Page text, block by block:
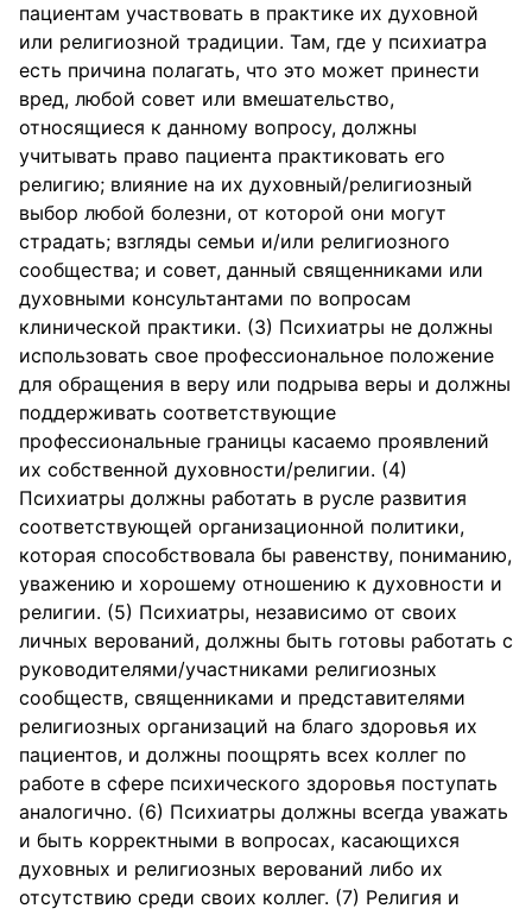
пациентам участвовать в практике их духовной
или религиозной традиции. Там, где у психиатра
есть причина полагать, что это может принести
вред, любой совет или вмешательство,
относящиеся к данному вопросу, должны
учитывать право пациента практиковать его
религию; влияние на их духовный/религиозный
выбор любой болезни, от которой они могут
страдать; взгляды семьи и/или религиозного
сообщества; и совет, данный священниками или
духовными консультантами по вопросам
клинической практики. (3) Психиатры не должны
использовать свое профессиональное положение
для обращения в веру или подрыва веры и должны
поддерживать соответствующие
профессиональные границы касаемо проявлений
их собственной духовности/религии. (4)
Психиатры должны работать в русле развития
соответствующей организационной политики,
которая способствовала бы равенству, пониманию,
уважению и хорошему отношению к духовности и
религии. (5) Психиатры, независимо от своих
личных верований, должны быть готовы работать с
руководителями/участниками религиозных
сообществ, священниками и представителями
религиозных организаций на благо здоровья их
пациентов, и должны поощрять всех коллег по
работе в сфере психического здоровья поступать
аналогично. (6) Психиатры должны всегда уважать
и быть корректными в вопросах, касающихся
духовных и религиозных верований либо их
отсутствию среди своих коллег. (7) Религия и